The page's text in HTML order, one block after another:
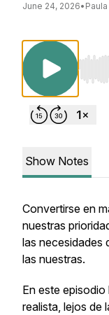
June 24, 2026•
Use
Show Notes
Convertirse en
nuestras
las necesidades
las nuestras.
En este
realista, lejos de